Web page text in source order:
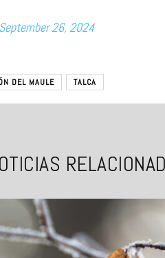
September 26, 2024
DEL MAULE TALCA